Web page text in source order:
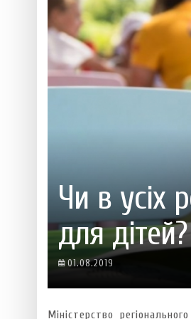
РОЗБІР АСТРОЛОГА І КЕРУЮЧОГО БАРОМ
Чи в усіх
для дітей?
01.08.2019
Міністерство